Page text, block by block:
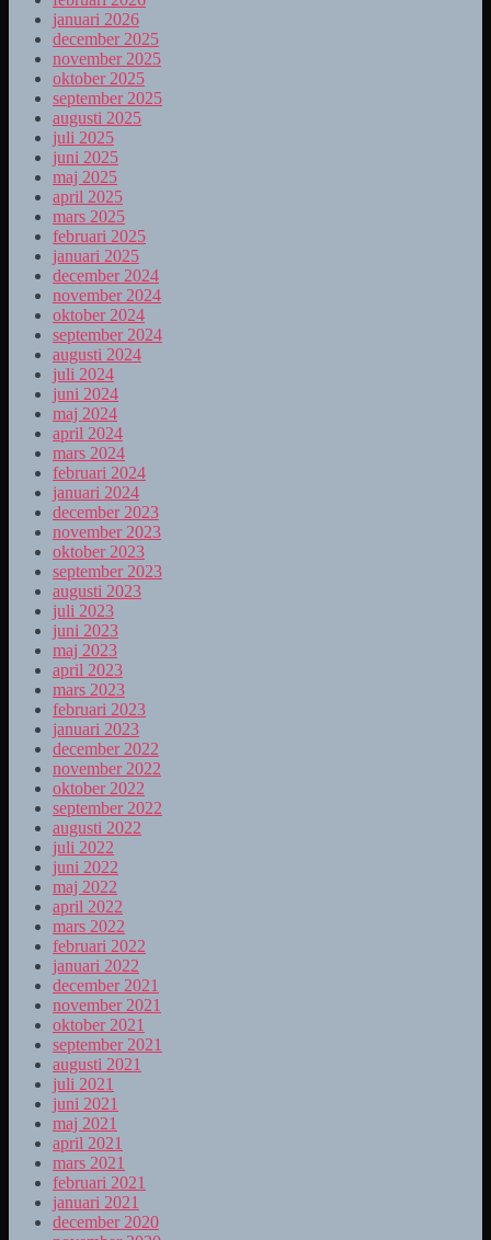
januari 2026
december 2025
november 2025
oktober 2025
september 2025
augusti 2025
juli 2025
juni 2025
maj 2025
april 2025
mars 2025
februari 2025
januari 2025
december 2024
november 2024
oktober 2024
september 2024
augusti 2024
juli 2024
juni 2024
maj 2024
april 2024
mars 2024
februari 2024
januari 2024
december 2023
november 2023
oktober 2023
september 2023
augusti 2023
juli 2023
juni 2023
maj 2023
april 2023
mars 2023
februari 2023
januari 2023
december 2022
november 2022
oktober 2022
september 2022
augusti 2022
juli 2022
juni 2022
maj 2022
april 2022
mars 2022
februari 2022
januari 2022
december 2021
november 2021
oktober 2021
september 2021
augusti 2021
juli 2021
juni 2021
maj 2021
april 2021
mars 2021
februari 2021
januari 2021
december 2020